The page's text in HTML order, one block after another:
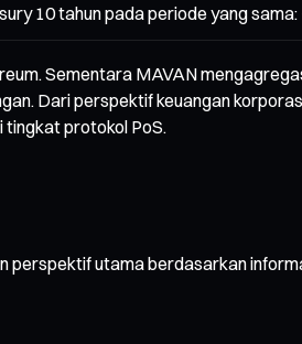
10 tahun pada periode yang
Sementara MAVAN
Dari perspektif keuangan
tingkat protokol PoS.
utama berdasarkan